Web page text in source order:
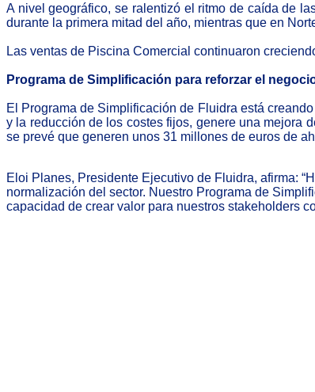
A nivel geográfico, se ralentizó el ritmo de caída de
durante la primera mitad del año, mientras que en
Las ventas de Piscina Comercial continuaron
Programa de Simplificación para reforzar el
El Programa de Simplificación de Fluidra está
y la reducción de los costes fijos, genere una mejora
se prevé que generen unos 31 millones de euros de
Eloi Planes, Presidente Ejecutivo de Fluidra, afirma:
normalización del sector. Nuestro Programa de
capacidad de crear valor para nuestros stakeholders